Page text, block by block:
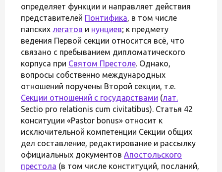
определяет функции и направляет действия
представителей Понтифика, в том числе
папских легатов и нунциев; к предмету
ведения Первой секции относится всё, что
связано с пребыванием дипломатического
корпуса при Святом Престоле. Однако,
вопросы собственно международных
отношений поручены Второй секции, т.е.
Секции отношений с государствами (лат.
Sectio pro relationis cum civitatibus). Статья 42
конситуции «Pastor bonus» относит к
исключительной компетенции Секции общих
дел составление, редактирование и рассылку
официальных документов Апостольского
престола (в том числе конституций, посланий,